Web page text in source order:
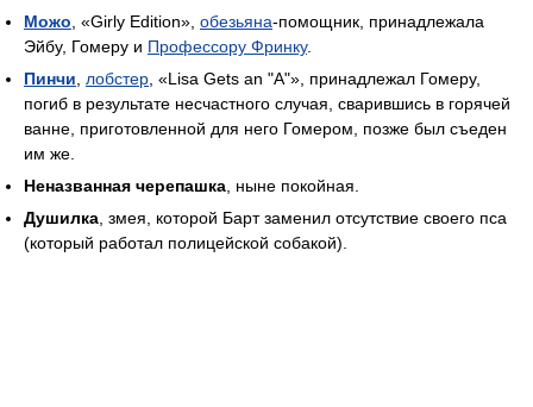
Можо , «Girly Edition», обезьяна-помощник, принадлежала
Эйбу, Гомеру и Профессору Фринку.
Пинчи
лобстер , «Lisa Gets an "A"», принадлежал Гомеру,
погиб в результате несчастного случая, сварившись в горячей
ванне, приготовленной для него Гомером, позже был съеден
им же.
Неназванная черепашка , ныне покойная.
Душилка , змея, которой Барт заменил отсутствие своего пса
(который работал полицейской собакой).